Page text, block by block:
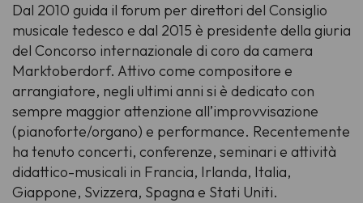
Dal 2010 guida il forum per direttori del Consiglio
musicale tedesco e dal 2015 è presidente della giuria
del Concorso internazionale di coro da camera
Marktoberdorf. Attivo come compositore e
arrangiatore, negli ultimi anni si è dedicato con
sempre maggior attenzione all’improvvisazione
(pianoforte/organo) e performance. Recentemente
ha tenuto concerti, conferenze, seminari e attività
didattico-musicali in Francia, Irlanda, Italia,
Giappone, Svizzera, Spagna e Stati Uniti.